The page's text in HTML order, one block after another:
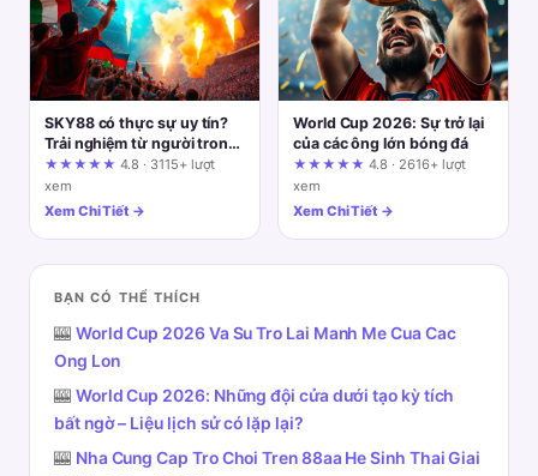
SKY88 có thực sự uy tín?
Trải nghiệm từ người trong
cuộc
★★★★★ 4.8 · 3115+ lượt
xem
Xem Chi Tiết →
World Cup 2026: Sự trở lại
của các ông lớn bóng đá
★★★★★ 4.8 · 2616+ lượt
xem
Xem Chi Tiết →
BẠN CÓ THỂ THÍCH
🎰 World Cup 2026 Va Su Tro Lai Manh Me Cua Cac
Ong Lon
🎰 World Cup 2026: Những đội cửa dưới tạo kỳ tích
bất ngờ – Liệu lịch sử có lặp lại?
🎰 Nha Cung Cap Tro Choi Tren 88aa He Sinh Thai Giai